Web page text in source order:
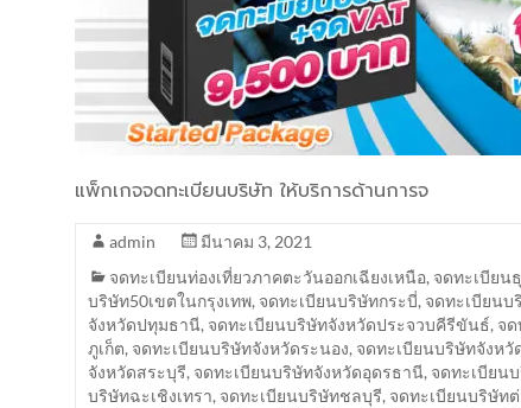
แพ็กเกจจดทะเบียนบริษัท ให้บริการด้านการจ
admin
มีนาคม 3, 2021
จดทะเบียนท่องเที่ยวภาคตะวันออกเฉียงเหนือ, จดทะเบียน
บริษัท50เขตในกรุงเทพ, จดทะเบียนบริษัทกระบี่, จดทะเบียน
จังหวัดปทุมธานี, จดทะเบียนบริษัทจังหวัดประจวบคีรีขันธ์, จ
ภูเก็ต, จดทะเบียนบริษัทจังหวัดระนอง, จดทะเบียนบริษัทจังหวั
จังหวัดสระบุรี, จดทะเบียนบริษัทจังหวัดอุดรธานี, จดทะเบียน
บริษัทฉะเชิงเทรา, จดทะเบียนบริษัทชลบุรี, จดทะเบียนบริษัท